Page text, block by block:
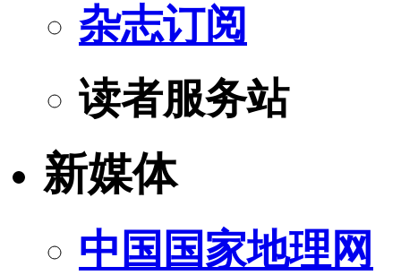
杂志订阅
读者服务站
新媒体
中国国家地理网